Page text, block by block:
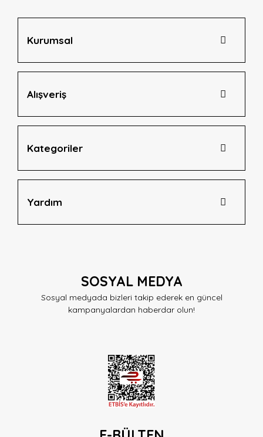
Kurumsal
Alışveriş
Kategoriler
Yardım
SOSYAL MEDYA
Sosyal medyada bizleri takip ederek en güncel
kampanyalardan haberdar olun!